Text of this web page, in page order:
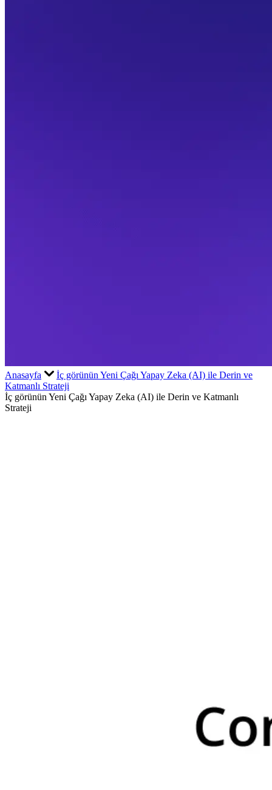
Anasayfa
İç görünün Yeni Çağı Yapay Zeka (AI) ile Derin ve
Katmanlı Strateji
İç görünün Yeni Çağı Yapay Zeka (AI) ile Derin ve Katmanlı
Strateji